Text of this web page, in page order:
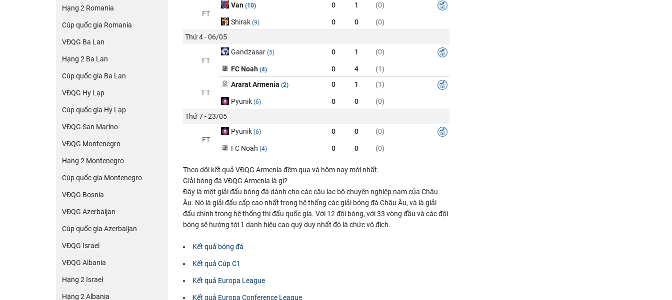
Hạng 2 Romania
Cúp quốc gia Romania
VĐQG Ba Lan
Hạng 2 Ba Lan
Cúp quốc gia Ba Lan
VĐQG Hy Lạp
Cúp quốc gia Hy Lạp
VĐQG San Marino
VĐQG Montenegro
Hạng 2 Montenegro
Cúp quốc gia Montenegro
VĐQG Bosnia
VĐQG Azerbaijan
Cúp quốc gia Azerbaijan
VĐQG Israel
VĐQG Albania
Hạng 2 Israel
Hạng 2 Albania
FT
Van (10) 0 1 (0)
Shirak (9) 0 0
(0)
Thứ 4 - 06/05
FT
Gandzasar (5) 0 1 (0)
FC Noah (4) 0 4 (1)
FT
Ararat Armenia (2) 0 1 (1)
Pyunik (6) 0 0
(0)
Thứ 7 - 23/05
FT
Pyunik (6) 0 0 (0)
FC Noah (4) 0 0 (0)
Theo dõi kết quả VĐQG Armenia đêm qua và hôm nay mới nhất.
Giải bóng đá VĐQG Armenia là gì?
Đây là một giải đấu bóng đá dành cho các câu lạc bộ chuyên nghiệp nam của Châu
Âu. Nó là giải đấu cấp cao nhất trong hệ thống các giải bóng đá Châu Âu, và là giải
đấu chính trong hệ thống thi đấu quốc gia. Với 12 đội bóng, với 33 vòng đầu và các đội
bóng sẽ hướng tới 1 danh hiệu cao quý duy nhất đó là chức vô địch.
Kết quả bóng đá
Kết quả Cúp C1
Kết quả Europa League
Kết quả Europa Conference League